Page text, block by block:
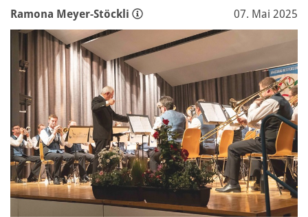
Ramona Meyer-Stöckli 07. Mai 2025